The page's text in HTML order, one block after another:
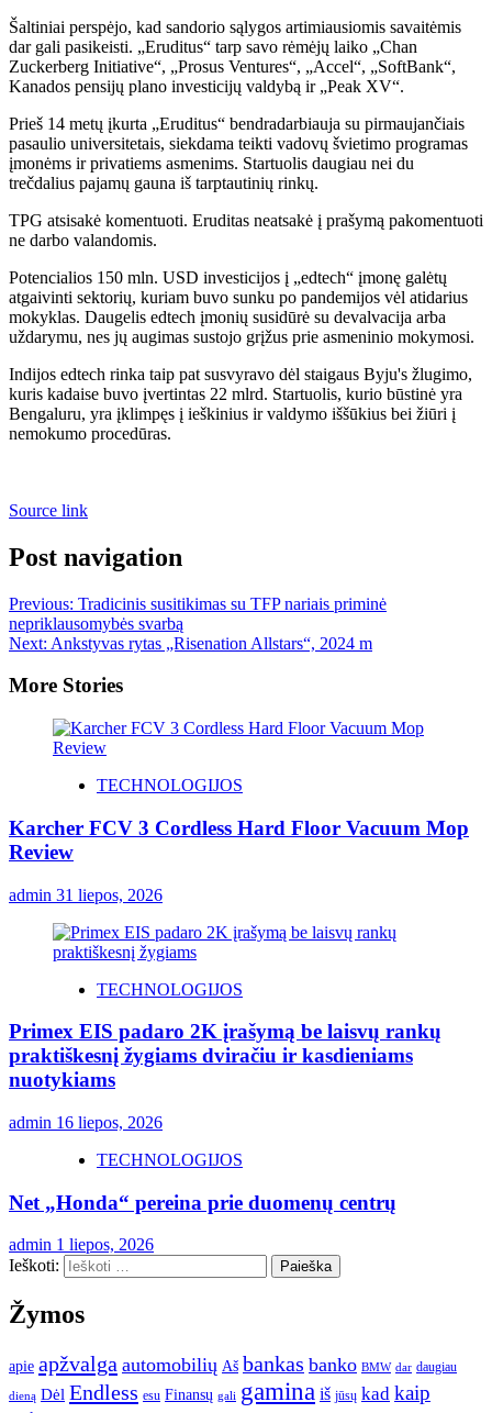
Šaltiniai perspėjo, kad sandorio sąlygos artimiausiomis savaitėmis
dar gali pasikeisti. „Eruditus“ tarp savo rėmėjų laiko „Chan
Zuckerberg Initiative“, „Prosus Ventures“, „Accel“, „SoftBank“,
Kanados pensijų plano investicijų valdybą ir „Peak XV“.
Prieš 14 metų įkurta „Eruditus“ bendradarbiauja su pirmaujančiais
pasaulio universitetais, siekdama teikti vadovų švietimo programas
įmonėms ir privatiems asmenims. Startuolis daugiau nei du
trečdalius pajamų gauna iš tarptautinių rinkų.
TPG atsisakė komentuoti. Eruditas neatsakė į prašymą pakomentuoti
ne darbo valandomis.
Potencialios 150 mln. USD investicijos į „edtech“ įmonę galėtų
atgaivinti sektorių, kuriam buvo sunku po pandemijos vėl atidarius
mokyklas. Daugelis edtech įmonių susidūrė su devalvacija arba
uždarymu, nes jų augimas sustojo grįžus prie asmeninio mokymosi.
Indijos edtech rinka taip pat susvyravo dėl staigaus Byju's žlugimo,
kuris kadaise buvo įvertintas 22 mlrd. Startuolis, kurio būstinė yra
Bengaluru, yra įklimpęs į ieškinius ir valdymo iššūkius bei žiūri į
nemokumo procedūras.
Source link
Post navigation
Previous: Tradicinis susitikimas su TFP nariais priminė
nepriklausomybės svarbą
Next: Ankstyvas rytas „Risenation Allstars“, 2024 m
More Stories
TECHNOLOGIJOS
Karcher FCV 3 Cordless Hard Floor Vacuum Mop
Review
admin 31 liepos, 2026
TECHNOLOGIJOS
Primex EIS padaro 2K įrašymą be laisvų rankų
praktiškesnį žygiams dviračiu ir kasdieniams
nuotykiams
admin 16 liepos, 2026
TECHNOLOGIJOS
Net „Honda“ pereina prie duomenų centrų
admin 1 liepos, 2026
Ieškoti:
Žymos
apie apžvalga automobilių Aš bankas banko BMW dar daugiau
dieną Dėl Endless esu Finansų gali gamina iš jūsų kad kaip